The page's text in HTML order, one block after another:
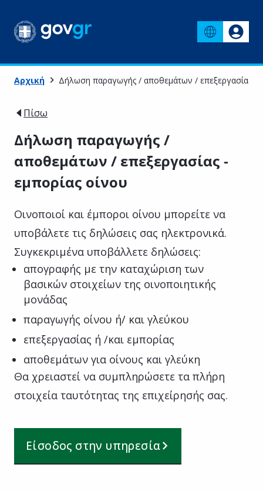
Αρχική Δήλωση παραγωγής / αποθεμάτων / επεξεργασίας -
Πίσω
Δήλωση παραγωγής /
αποθεμάτων / επεξεργασίας -
εμπορίας οίνου
Οινοποιοί και έμποροι οίνου μπορείτε να
υποβάλετε τις δηλώσεις σας ηλεκτρονικά.
Συγκεκριμένα υποβάλλετε δηλώσεις:
απογραφής με την καταχώριση των
βασικών στοιχείων της οινοποιητικής
μονάδας
παραγωγής οίνου ή/ και γλεύκου
επεξεργασίας ή /και εμπορίας
αποθεμάτων για οίνους και γλεύκη
Θα χρειαστεί να συμπληρώσετε τα πλήρη
στοιχεία ταυτότητας της επιχείρησής σας.
Είσοδος στην υπηρεσία